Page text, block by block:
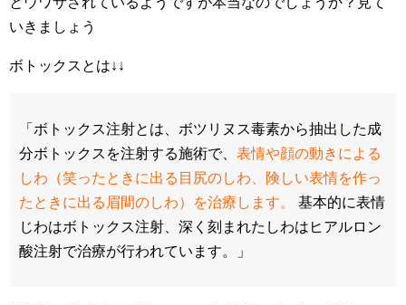
いきましょう
ボトックスとは↓↓
「ボトックス注射とは、ボツリヌス毒素から抽出した成
分ボトックスを注射する施術で、 表情や顔の動きによる
しわ（笑ったときに出る目尻のしわ、険しい表情を作っ
たときに出る眉間のしわ）を治療します。
基本的に表情
じわはボトックス注射、深く刻まれたしわはヒアルロン
酸注射で治療が行われています。」